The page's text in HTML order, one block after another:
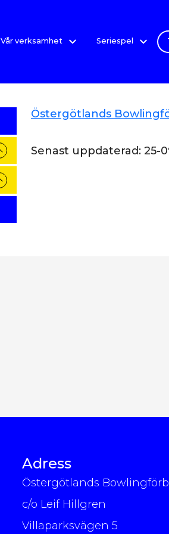
Vår verksamhet Seriespel
Östergötlands
Senast uppdaterad: 25-
Adress
Östergötlands
c/o Leif Hillgren
Villaparksvägen 5